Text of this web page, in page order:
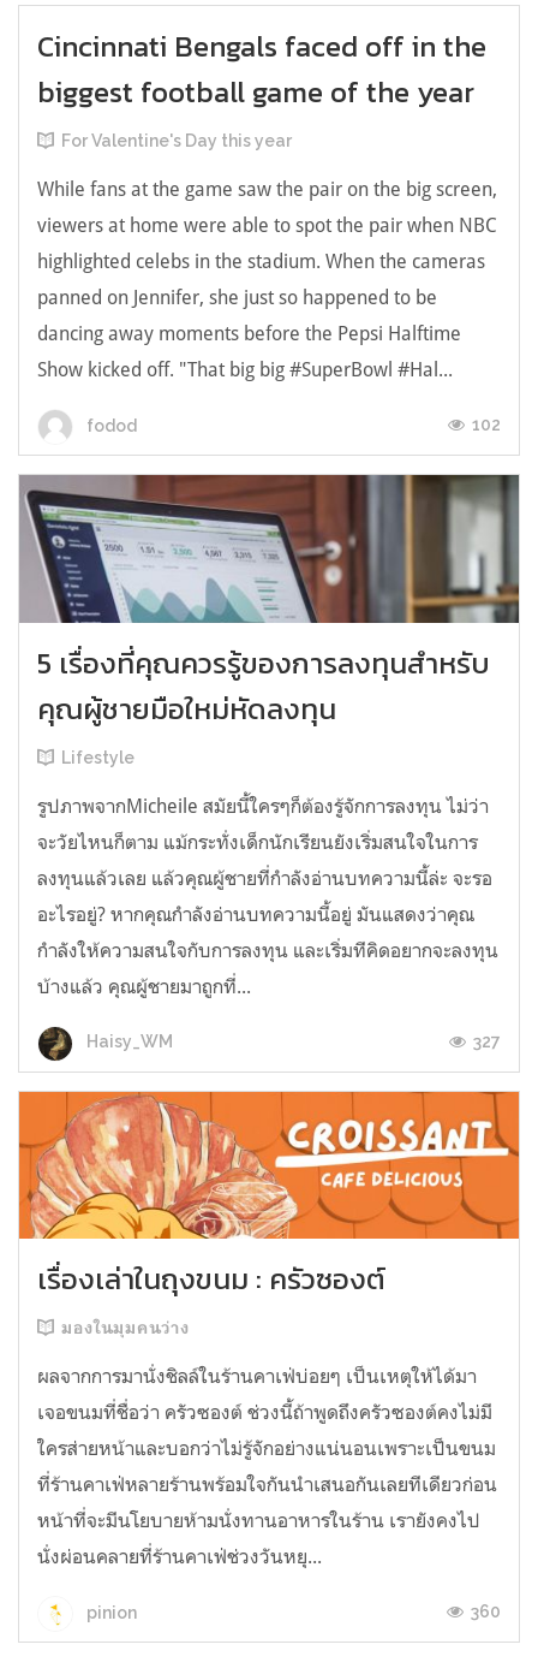
Cincinnati Bengals faced off in the
biggest football game of the year
For Valentine's Day this year
While fans at the game saw the pair on the big screen,
viewers at home were able to spot the pair when NBC
highlighted celebs in the stadium. When the cameras
panned on Jennifer, she just so happened to be
dancing away moments before the Pepsi Halftime
Show kicked off. "That big big #SuperBowl #Hal...
fodod 102
5 เรื่องที่คุณควรรู้ของการลงทุนสำหรับ
คุณผู้ชายมือใหม่หัดลงทุน
Lifestyle
รูปภาพจากMicheile สมัยนี้ใครๆก็ต้องรู้จักการลงทุน ไม่ว่า
จะวัยไหนก็ตาม แม้กระทั่งเด็กนักเรียนยังเริ่มสนใจในการ
ลงทุนแล้วเลย แล้วคุณผู้ชายที่กำลังอ่านบทความนี้ล่ะ จะรอ
อะไรอยู่? หากคุณกำลังอ่านบทความนี้อยู่ มันแสดงว่าคุณ
กำลังให้ความสนใจกับการลงทุน และเริ่มท่ีคิดอยากจะลงทุน
บ้างแล้ว คุณผู้ชายมาถูกที่...
Haisy_WM 327
เรื่องเล่าในถุงขนม : ครัวซองต์
มองในมุมคนว่าง
ผลจากการมานั่งชิลล์ในร้านคาเฟ่บ่อยๆ เป็นเหตุให้ได้มา
เจอขนมที่ชื่อว่า ครัวซองต์ ช่วงนี้ถ้าพูดถึงครัวซองต์คงไม่มี
ใครส่ายหน้าและบอกว่าไม่รู้จักอย่างแน่นอนเพราะเป็นขนม
ที่ร้านคาเฟ่หลายร้านพร้อมใจกันนำเสนอกันเลยทีเดียวก่อน
หน้าที่จะมีนโยบายห้ามนั่งทานอาหารในร้าน เรายังคงไป
นั่งผ่อนคลายที่ร้านคาเฟ่ช่วงวันหยุ...
pinion 360